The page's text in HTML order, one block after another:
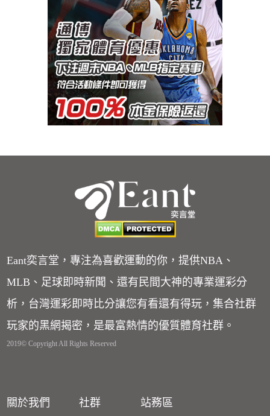
Eant奕言堂，專注為喜歡運動的你，提供NBA、
MLB、足球即時新聞、還有民間大神的專業運彩分
析，台灣運彩即時比分讓您有看還有得玩，集合社群
玩家的黑網揭密，是最富熱情的優質體育社群。
2019© Copyright All Rights Reserved
關於我們 社群 站務區